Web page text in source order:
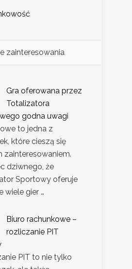
zainteresowania
Gra oferowana przez
Totalizatora
godna uwagi
to jedna z
które cieszą się
zainteresowaniem.
dziwnego, że
Sportowy oferuje
wiele gier …
Biuro rachunkowe –
rozliczanie PIT
PIT to nie tylko